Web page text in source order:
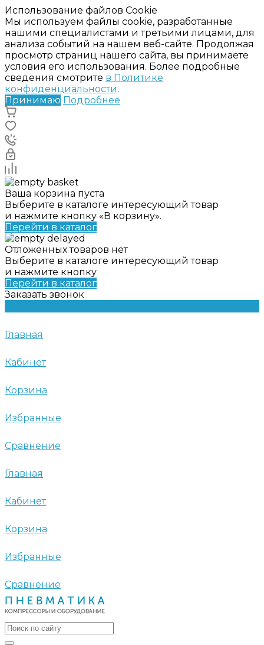
Использование файлов Cookie
Мы используем файлы cookie, разработанные
нашими специалистами и третьими лицами, для
анализа событий на нашем веб-сайте. Продолжая
просмотр страниц нашего сайта, вы принимаете
условия его использования. Более подробные
сведения смотрите в Политике
конфиденциальности.
Принимаю Подробнее
Ваша корзина пуста
Выберите в каталоге интересующий товар
и нажмите кнопку «В корзину».
Перейти в каталог
Отложенных товаров нет
Выберите в каталоге интересующий товар
и нажмите кнопку
Перейти в каталог
Заказать звонок
Главная
Кабинет
Корзина
Избранные
Сравнение
Главная
Кабинет
Корзина
Избранные
Сравнение